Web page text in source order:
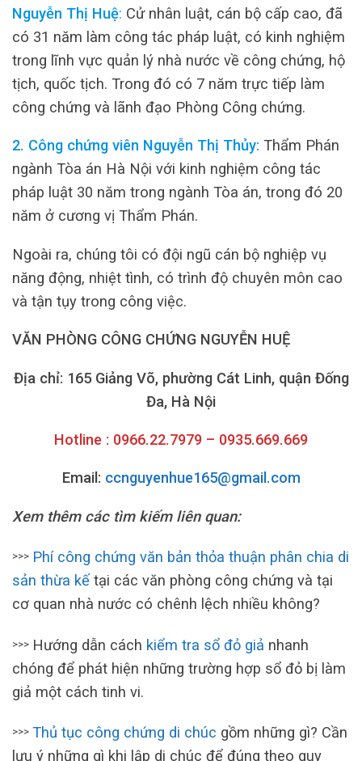
Nguyễn Thị Huệ: Cử nhân luật, cán bộ cấp cao, đã
có 31 năm làm công tác pháp luật, có kinh nghiệm
trong lĩnh vực quản lý nhà nước về công chứng, hộ
tịch, quốc tịch. Trong đó có 7 năm trực tiếp làm
công chứng và lãnh đạo Phòng Công chứng.
2. Công chứng viên Nguyễn Thị Thủy: Thẩm Phán
ngành Tòa án Hà Nội với kinh nghiệm công tác
pháp luật 30 năm trong ngành Tòa án, trong đó 20
năm ở cương vị Thẩm Phán.
Ngoài ra, chúng tôi có đội ngũ cán bộ nghiệp vụ
năng động, nhiệt tình, có trình độ chuyên môn cao
và tận tụy trong công việc.
VĂN PHÒNG CÔNG CHỨNG NGUYỄN HUỆ
Địa chỉ: 165 Giảng Võ, phường Cát Linh, quận Đống
Đa, Hà Nội
Hotline : 0966.22.7979 – 0935.669.669
Email: ccnguyenhue165@gmail.com
Xem thêm các tìm kiếm liên quan:
>>> Phí công chứng văn bản thỏa thuận phân chia di
sản thừa kế tại các văn phòng công chứng và tại
cơ quan nhà nước có chênh lệch nhiều không?
>>> Hướng dẫn cách kiểm tra sổ đỏ giả nhanh
chóng để phát hiện những trường hợp sổ đỏ bị làm
giả một cách tinh vi.
>>> Thủ tục công chứng di chúc gồm những gì? Cần
lưu ý những gì khi lập di chúc để đúng theo quy